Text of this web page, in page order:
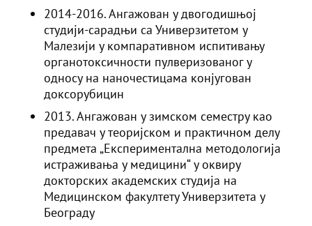
2014-2016. Ангажован у двогодишњој
студији-сарадњи са Универзитетом у
Малезији у компаративном испитивању
органотоксичности пулверизованог у
односу на наночестицама конјугован
доксорубицин
2013. Ангажован у зимском семестру као
предавач у теоријском и практичном делу
предмета „Експериментална методологија
истраживања у медицини“ у оквиру
докторских академских студија на
Медицинском факултету Универзитета у
Београду